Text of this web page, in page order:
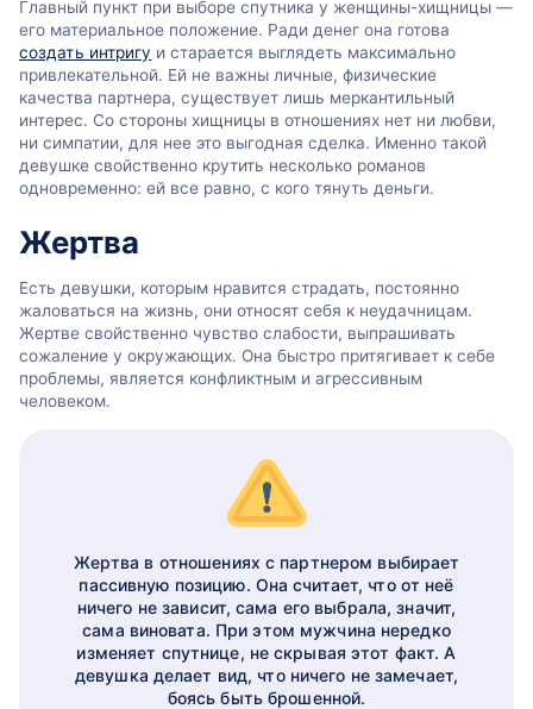
Главный пункт при выборе спутника у женщины-хищницы —
его материальное положение. Ради денег она готова
создать интригу и старается выглядеть максимально
привлекательной. Ей не важны личные, физические
качества партнера, существует лишь меркантильный
интерес. Со стороны хищницы в отношениях нет ни любви,
ни симпатии, для нее это выгодная сделка. Именно такой
девушке свойственно крутить несколько романов
одновременно: ей все равно, с кого тянуть деньги.
Жертва
Есть девушки, которым нравится страдать, постоянно
жаловаться на жизнь, они относят себя к неудачницам.
Жертве свойственно чувство слабости, выпрашивать
сожаление у окружающих. Она быстро притягивает к себе
проблемы, является конфликтным и агрессивным
человеком.
Жертва в отношениях с партнером выбирает
пассивную позицию. Она считает, что от неё
ничего не зависит, сама его выбрала, значит,
сама виновата. При этом мужчина нередко
изменяет спутнице, не скрывая этот факт. А
девушка делает вид, что ничего не замечает,
боясь быть брошенной.